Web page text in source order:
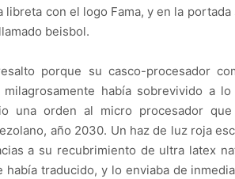
libreta con el logo Fama, y en la
beisbol.
porque su casco-procesador
milagrosamente había sobrevivido a
una orden al micro procesador
año 2030. Un haz de luz roja
a su recubrimiento de ultra latex
había traducido, y lo enviaba de